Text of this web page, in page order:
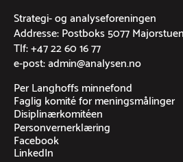
Strategi- og analyseforeningen
Addresse: Postboks 5077
Tlf: +47 22 60 16 77
e-post: admin@analysen.no
Per Langhoffs minnefond
Faglig komité for meningsmålinger
Disiplinærkomitéen
Personvernerklæring
Facebook
LinkedIn